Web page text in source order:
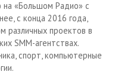
«Большом Радио» с
с конца 2016 года,
различных проектов в
SMM-агентствах.
спорт, компьютерные